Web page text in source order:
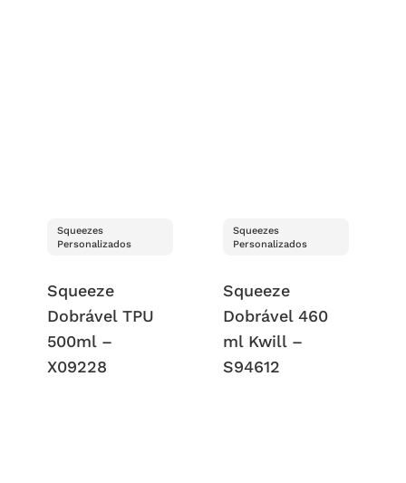
Squeezes
Personalizados
Squeeze
Dobrável TPU
500ml –
X09228
Squeezes
Personalizados
Squeeze
Dobrável 460
ml Kwill –
S94612